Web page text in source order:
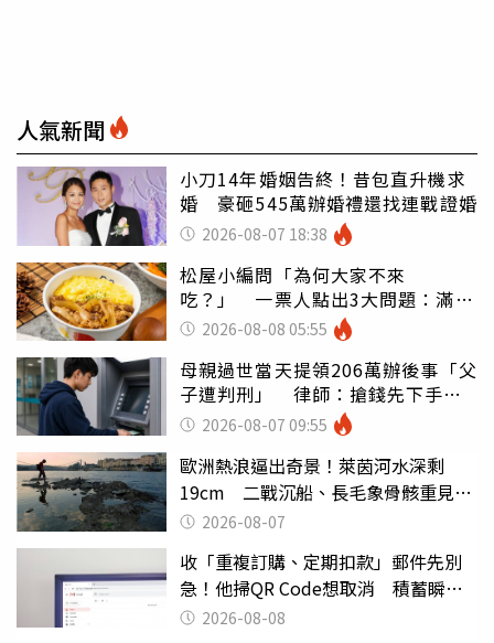
人氣新聞
小刀14年婚姻告終！昔包直升機求
婚 豪砸545萬辦婚禮還找連戰證婚
2026-08-07 18:38
松屋小編問「為何大家不來
吃？」 一票人點出3大問題：滿手
好牌打到爛
2026-08-08 05:55
母親過世當天提領206萬辦後事「父
子遭判刑」 律師：搶錢先下手是
罪 2026-08-07 09:55
歐洲熱浪逼出奇景！萊茵河水深剩
19cm 二戰沉船、長毛象骨骸重見天
日 2026-08-07
收「重複訂購、定期扣款」郵件先別
急！他掃QR Code想取消 積蓄瞬間
蒸發2026-08-08